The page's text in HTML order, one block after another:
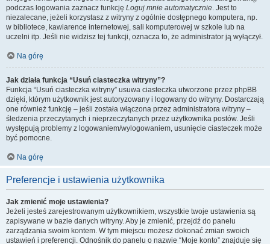
podczas logowania zaznacz funkcję Loguj mnie automatycznie. Jest to
niezalecane, jeżeli korzystasz z witryny z ogólnie dostępnego komputera, np.
w bibliotece, kawiarence internetowej, sali komputerowej w szkole lub na
uczelni itp. Jeśli nie widzisz tej funkcji, oznacza to, że administrator ją wyłączył.
Na górę
Jak działa funkcja “Usuń ciasteczka witryny”?
Funkcja “Usuń ciasteczka witryny” usuwa ciasteczka utworzone przez phpBB
dzięki, którym użytkownik jest autoryzowany i logowany do witryny. Dostarczają
one również funkcję – jeśli została włączona przez administratora witryny –
śledzenia przeczytanych i nieprzeczytanych przez użytkownika postów. Jeśli
występują problemy z logowaniem/wylogowaniem, usunięcie ciasteczek może
być pomocne.
Na górę
Preferencje i ustawienia użytkownika
Jak zmienić moje ustawienia?
Jeżeli jesteś zarejestrowanym użytkownikiem, wszystkie twoje ustawienia są
zapisywane w bazie danych witryny. Aby je zmienić, przejdź do panelu
zarządzania swoim kontem. W tym miejscu możesz dokonać zmian swoich
ustawień i preferencji. Odnośnik do panelu o nazwie “Moje konto” znajduje się